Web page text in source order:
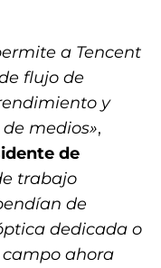
a Tencent
flujo de
y
medios»,
de
trabajo
de
dedicada o
ahora